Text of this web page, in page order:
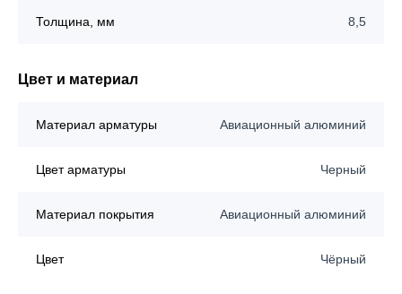
Толщина, мм 8,5
Цвет и материал
Материал арматуры Авиационный алюминий
Цвет арматуры Черный
Материал покрытия Авиационный алюминий
Цвет Чёрный